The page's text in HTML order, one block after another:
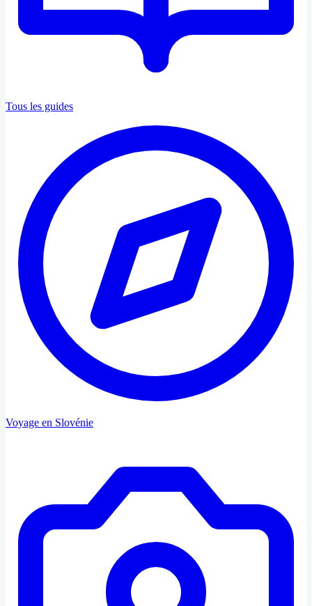
Tous les guides
Voyage en Slovénie